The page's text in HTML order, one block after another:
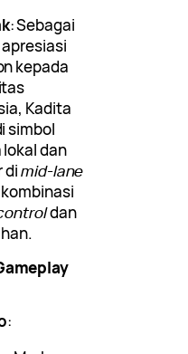
: Sebagai
kepada
Kadita
simbol
lokal dan
dimid-lane
dan
: